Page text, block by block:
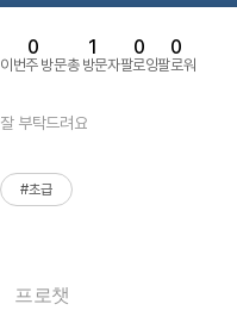
이번주 방문
0
총 방문자
1
팔로잉
0
팔로워
0
잘 부탁드려요
#초급
프로챗